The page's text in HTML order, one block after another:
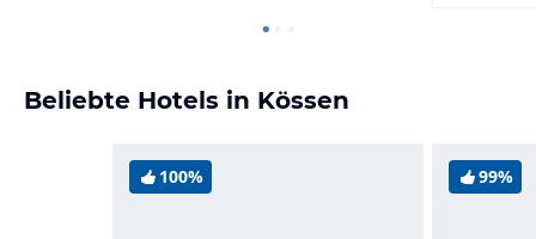
Beliebte Hotels in Kössen
100% 99%